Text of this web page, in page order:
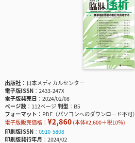
出版社
日本メディカルセンター
電子版ISSN
2433-247X
電子版発売日
2024/02/08
ページ数
112ページ判型
B5
フォーマット
PDF（パソコンへのダウンロード不可）
電子版販売価格： ¥2,860(本体¥2,600＋税10％)
印刷版ISSN
0910-5808
印刷版発行年月
2024/02